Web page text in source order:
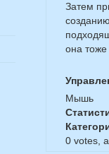
Затем
она
Мышь
0 votes,